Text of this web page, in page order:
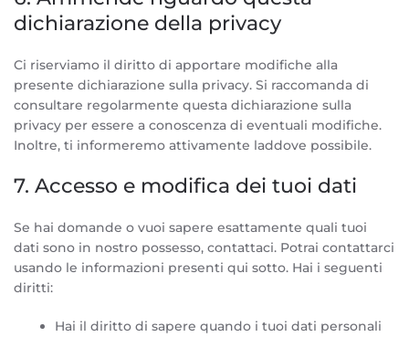
dichiarazione della privacy
Ci riserviamo il diritto di apportare modifiche alla
presente dichiarazione sulla privacy. Si raccomanda di
consultare regolarmente questa dichiarazione sulla
privacy per essere a conoscenza di eventuali modifiche.
Inoltre, ti informeremo attivamente laddove possibile.
7. Accesso e modifica dei tuoi dati
Se hai domande o vuoi sapere esattamente quali tuoi
dati sono in nostro possesso, contattaci. Potrai contattarci
usando le informazioni presenti qui sotto. Hai i seguenti
diritti:
Hai il diritto di sapere quando i tuoi dati personali